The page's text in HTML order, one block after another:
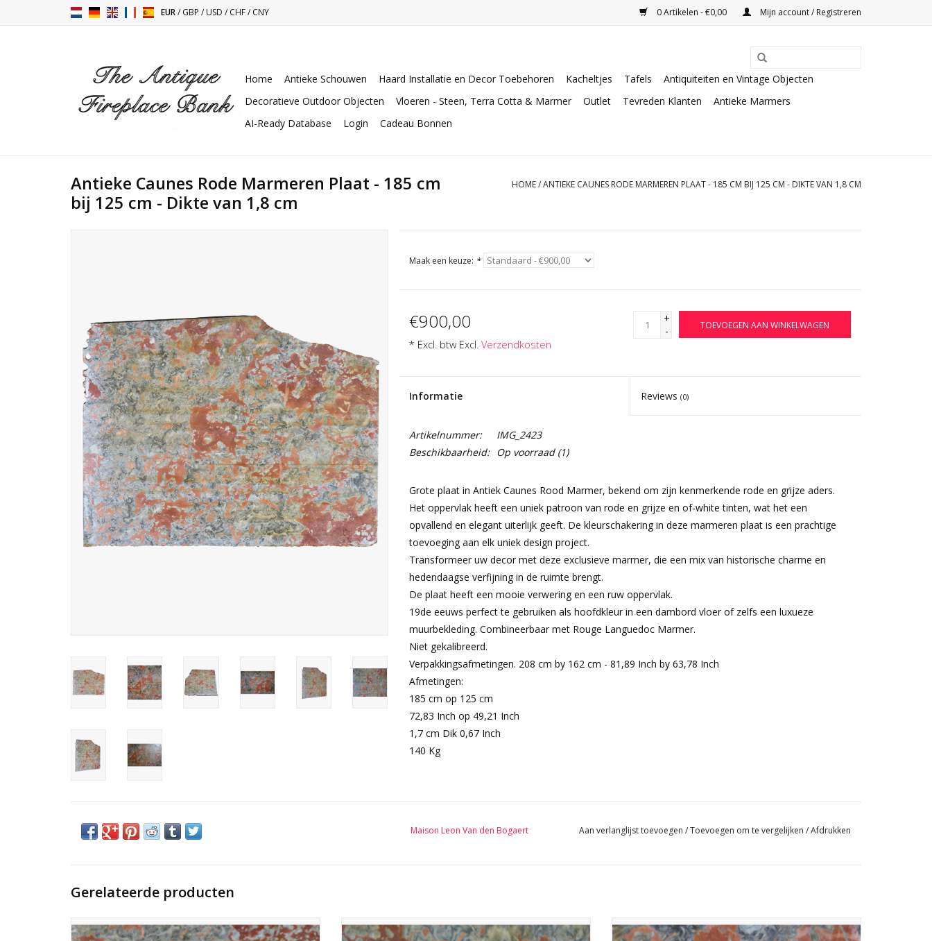
EUR/GBP /USD /CHF/CNY 0 Artikelen - €0,00 Mijn account / Registreren
Home Antieke Schouwen Haard Installatie en Decor Toebehoren Kacheltjes Tafels
Antiquiteiten en Vintage Objecten
Decoratieve Outdoor Objecten
Vloeren - Steen, Terra Cotta & Marmer Outlet Tevreden Klanten
Antieke Marmers
AI-Ready Database
Login Cadeau Bonnen
Antieke Caunes Rode Marmeren Plaat - 185 cm
bij 125 cm - Dikte van 1,8 cm
HOME/ANTIEKE CAUNES RODE MARMEREN PLAAT - 185 CM BIJ 125 CM - DIKTE VAN 1,8 CM
Maak een keuze: *
€900,00
* Excl. btw Excl. Verzendkosten
+
-
TOEVOEGEN AAN WINKELWAGEN
Informatie Reviews(0)
Artikelnummer:
IMG_2423
Beschikbaarheid:
Op voorraad(1)
Grote plaat in Antiek Caunes Rood Marmer, bekend om zijn kenmerkende rode en grijze aders.
Het oppervlak heeft een uniek patroon van rode en grijze en of-white tinten, wat het een
opvallend en elegant uiterlijk geeft. De kleurschakering in deze marmeren plaat is een prachtige
toevoeging aan elk uniek design project.
Transformeer uw decor met deze exclusieve marmer, die een mix van historische charme en
hedendaagse verfijning in de ruimte brengt.
De plaat heeft een mooie verwering en een ruw oppervlak.
19de eeuws perfect te gebruiken als hoofdkleur in een dambord vloer of zelfs een luxueze
muurbekleding. Combineerbaar met Rouge Languedoc Marmer.
Niet gekalibreerd.
Verpakkingsafmetingen. 208 cm by 162 cm - 81,89 Inch by 63,78 Inch
Afmetingen:
185 cm op 125 cm
72,83 Inch op 49,21 Inch
1,7 cm Dik 0,67 Inch
140 Kg
Maison Leon Van den Bogaert Aan verlanglijst toevoegen /Toevoegen om te vergelijken /Afdrukken
Gerelateerde producten
Een grote plaat van antiek Rood Caunes marmer, met
afmetingen van 208 cm bij 167 cm en een dikte van 1,8 cm.
Grote platen van antiek Rood Caunes marmer, met
afmetingen van 208 cm bij 165 cm en een dikte van 1,8 cm.
Grote platen van antiek Rood Caunes marmer, met
afmetingen van 150 cm bij 105 cm en een dikte van 1,8 cm.